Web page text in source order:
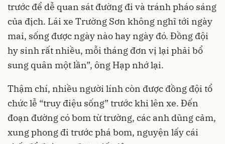
trước để dễ quan sát đường đi và tránh pháo sáng
của địch. Lái xe Trường Sơn không nghĩ tới ngày
mai, sống được ngày nào hay ngày đó. Đồng đội
hy sinh rất nhiều, mỗi tháng đơn vị lại phải bổ
sung quân một lần”, ông Hạp nhớ lại.
Thậm chí, nhiều người lính còn được đồng đội tổ
chức lễ “truy điệu sống” trước khi lên xe. Đến
đoạn đường có bom từ trường, các anh dũng cảm,
xung phong đi trước phá bom, nguyện lấy cái